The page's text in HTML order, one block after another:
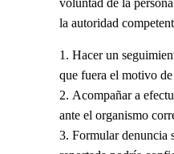
voluntad de la
la autoridad
Hacer un
que fuera el motivo
Acompañar a
ante el organismo
Formular denuncia